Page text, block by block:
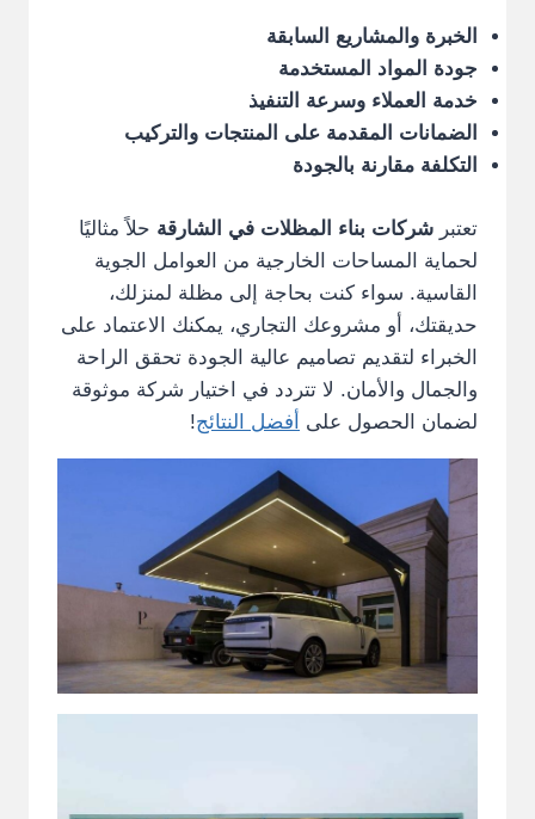
الخبرة والمشاريع السابقة
جودة المواد المستخدمة
خدمة العملاء وسرعة التنفيذ
الضمانات المقدمة على المنتجات والتركيب
التكلفة مقارنة بالجودة
تعتبر شركات بناء المظلات في الشارقة حلاً مثاليًا
لحماية المساحات الخارجية من العوامل الجوية
القاسية. سواء كنت بحاجة إلى مظلة لمنزلك،
حديقتك، أو مشروعك التجاري، يمكنك الاعتماد على
الخبراء لتقديم تصاميم عالية الجودة تحقق الراحة
والجمال والأمان. لا تتردد في اختيار شركة موثوقة
لضمان الحصول على
أفضل النتائج!